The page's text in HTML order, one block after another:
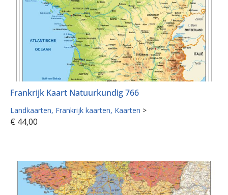
Frankrijk Kaart Natuurkundig 766
Landkaarten Frankrijk kaarten Kaarten >
€ 44,00